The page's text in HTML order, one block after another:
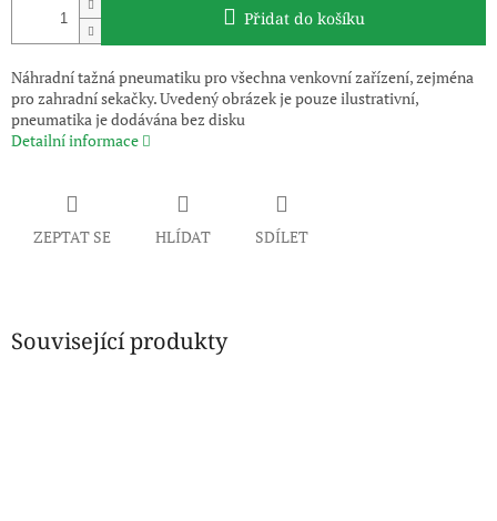
Přidat do košíku
Náhradní tažná pneumatiku pro všechna venkovní zařízení, zejména
pro zahradní sekačky. Uvedený obrázek je pouze ilustrativní,
pneumatika je dodávána bez disku
Detailní informace
ZEPTAT SE HLÍDAT SDÍLET
Související produkty